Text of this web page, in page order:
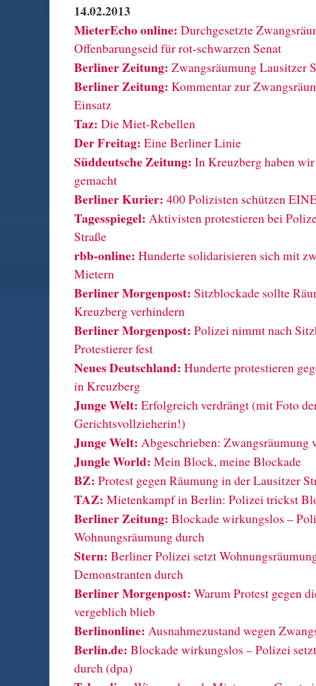
14.02.2013
MieterEcho online: Durchgesetzte
Offenbarungseid für rot-schwarzen Senat
Berliner Zeitung: Zwangsräumung Lausitzer
Berliner Zeitung: Kommentar zur
Einsatz
Taz: Die Miet-Rebellen
Der Freitag: Eine Berliner Linie
Süddeutsche Zeitung: In Kreuzberg haben
gemacht
Berliner Kurier: 400 Polizisten schützen
Tagesspiegel: Aktivisten protestieren bei
Straße
rbb-online: Hunderte solidarisieren sich mit
Mietern
Berliner Morgenpost: Sitzblockade sollte
Kreuzberg verhindern
Berliner Morgenpost: Polizei nimmt nach
Protestierer fest
Neues Deutschland: Hunderte protestieren
in Kreuzberg
Junge Welt: Erfolgreich verdrängt (mit Foto
Gerichtsvollzieherin!)
Junge Welt: Abgeschrieben: Zwangsräumung
Jungle World: Mein Block, meine Blockade
BZ: Protest gegen Räumung in der Lausitzer
TAZ: Mietenkampf in Berlin: Polizei trickst
Berliner Zeitung: Blockade wirkungslos –
Wohnungsräumung durch
Stern: Berliner Polizei setzt
Demonstranten durch
Berliner Morgenpost: Warum Protest gegen
vergeblich blieb
Berlinonline: Ausnahmezustand wegen
Berlin.de: Blockade wirkungslos – Polizei
durch (dpa)